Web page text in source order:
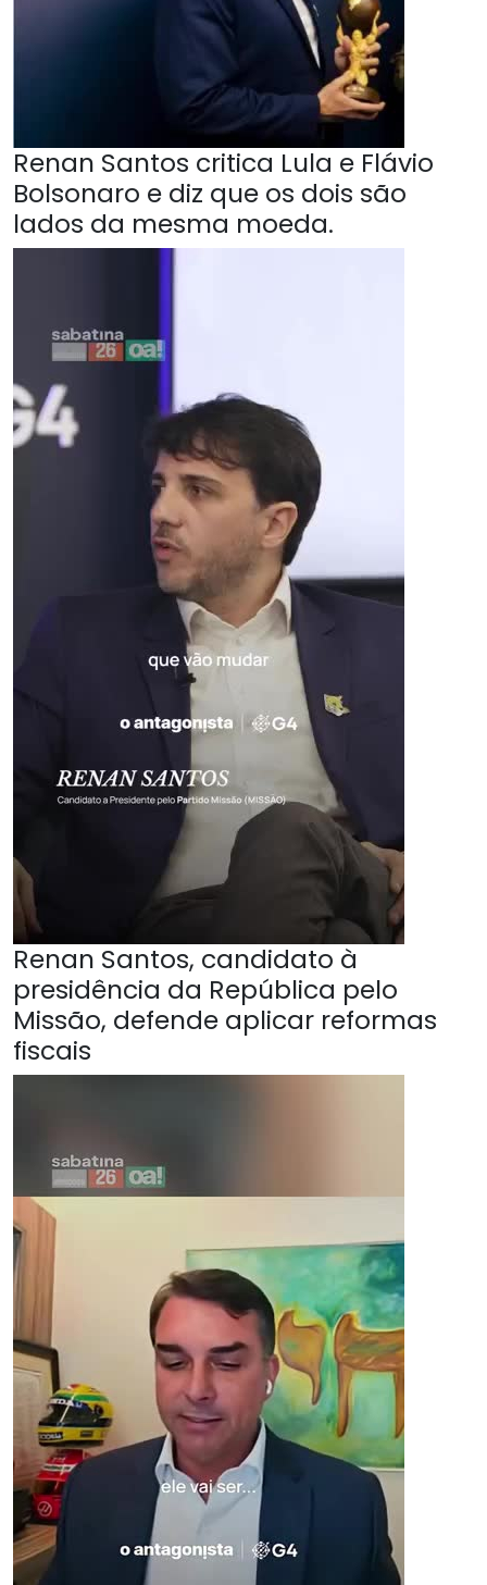
Renan Santos critica Lula e Flávio
Bolsonaro e diz que os dois são
lados da mesma moeda.
Renan Santos, candidato à
presidência da República pelo
Missão, defende aplicar reformas
fiscais